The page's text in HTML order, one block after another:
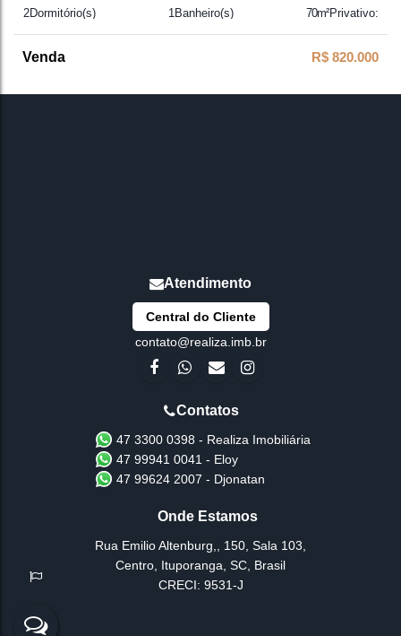
R$ 820.000
2 Dormitório(s) 1 Banheiro(s) Privativo:
70m²
Central do Cliente
contato@realiza.imb.br
47 3300 0398 - Realiza Imobiliária
47 99941 0041 - Eloy
47 99624 2007 - Djonatan
Rua Emilio Altenburg, 150 Sala 103
Centro Ituporanga SC Brasil
CRECI: 9531-J